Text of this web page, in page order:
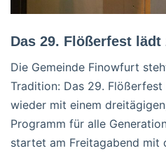
Das 29. Flößerfest lädt
Die Gemeinde Finowfurt
Tradition: Das 29.
wieder mit einem
Programm für alle
startet am Freitagabend mit